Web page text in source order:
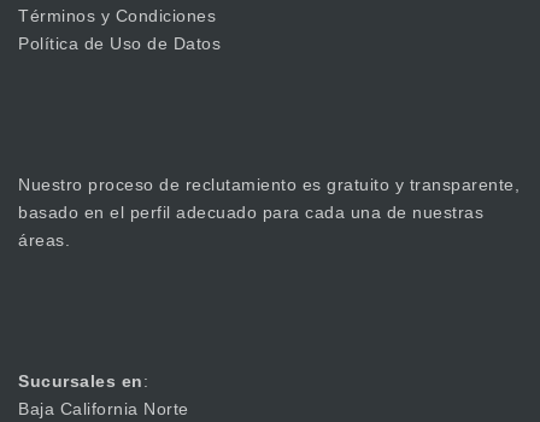
Términos y Condiciones
Política de Uso de Datos
Nuestro proceso de reclutamiento es gratuito y transparente,
basado en el perfil adecuado para cada una de nuestras
áreas.
Sucursales en:
Baja California Norte